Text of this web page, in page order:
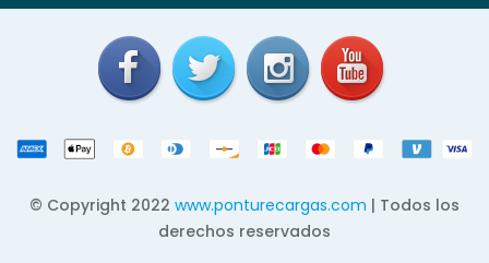
© Copyright 2022 www.ponturecargas.com | Todos los
derechos reservados